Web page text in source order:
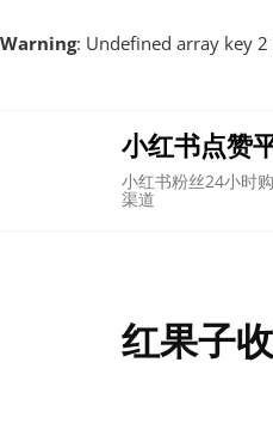
Warning: Undefined array key 2
小红书点赞
小红书粉丝24小时
渠道
红果子